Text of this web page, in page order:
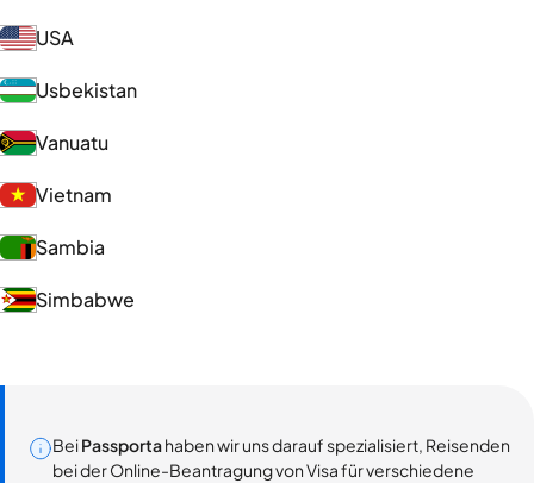
USA
Usbekistan
Vanuatu
Vietnam
Sambia
Simbabwe
BeiPassportahaben wir uns darauf spezialisiert, Reisenden
bei der Online-Beantragung von Visa für verschiedene